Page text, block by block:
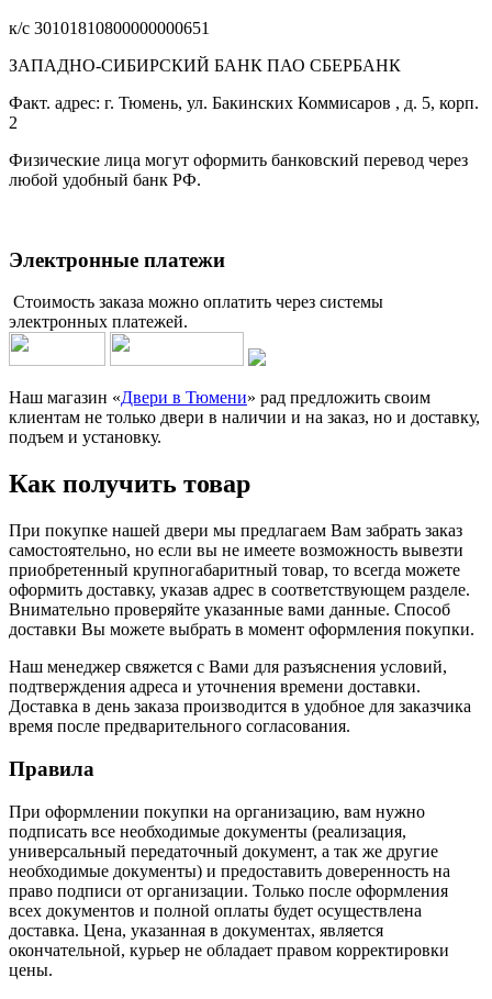
к/с 30101810800000000651
ЗАПАДНО-СИБИРСКИЙ БАНК ПАО СБЕРБАНК
Факт. адрес: г. Тюмень, ул. Бакинских Коммисаров , д. 5, корп.
2
Физические лица могут оформить банковский перевод через
любой удобный банк РФ.
Электронные платежи
Стоимость заказа можно оплатить через системы
электронных платежей.
Наш магазин «Двери в Тюмени» рад предложить своим
клиентам не только двери в наличии и на заказ, но и доставку,
подъем и установку.
Как получить товар
При покупке нашей двери мы предлагаем Вам забрать заказ
самостоятельно, но если вы не имеете возможность вывезти
приобретенный крупногабаритный товар, то всегда можете
оформить доставку, указав адрес в соответствующем разделе.
Внимательно проверяйте указанные вами данные. Способ
доставки Вы можете выбрать в момент оформления покупки.
Наш менеджер свяжется с Вами для разъяснения условий,
подтверждения адреса и уточнения времени доставки.
Доставка в день заказа производится в удобное для заказчика
время после предварительного согласования.
Правила
При оформлении покупки на организацию, вам нужно
подписать все необходимые документы (реализация,
универсальный передаточный документ, а так же другие
необходимые документы) и предоставить доверенность на
право подписи от организации. Только после оформления
всех документов и полной оплаты будет осуществлена
доставка. Цена, указанная в документах, является
окончательной, курьер не обладает правом корректировки
цены.